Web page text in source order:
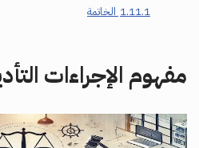
1.11.1 الخاتمة
مفهوم الإجراءات